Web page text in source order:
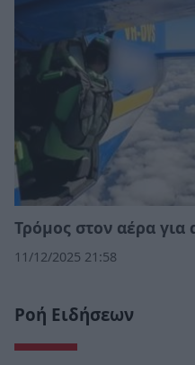
Τρόμος στον αέρα για
11/12/2025 21:58
Ροή Ειδήσεων